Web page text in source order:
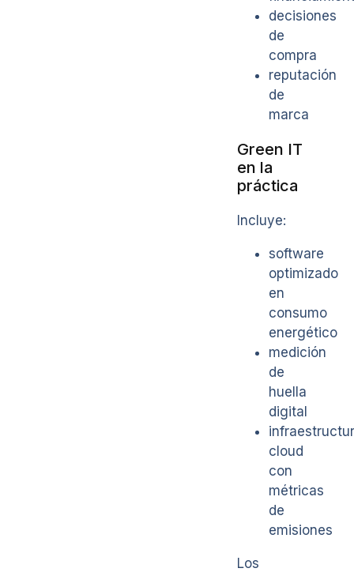
decisiones
de
compra
reputación
de
marca
Green IT
en la
práctica
Incluye:
software
optimizado
en
consumo
energético
medición
de
huella
digital
cloud
con
métricas
de
emisiones
Los